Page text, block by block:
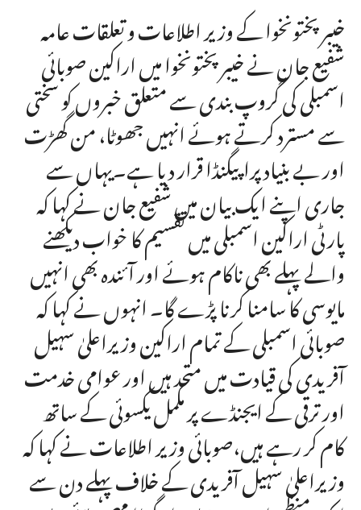
خیبرپختونخوا کے وزیر اطلاعات و تعلقات عامہ
شفیع جان نے خیبرپختونخوا میں اراکین صوبائی
اسمبلی کی گروپ بندی سے متعلق خبروں کو سختی
سے مسترد کرتے ہوئے انہیں جھوٹا، من گھڑت
اور بے بنیاد پراپیگنڈا قرار دیا ہے۔یہاں سے
جاری اپنے ایک بیان میں شفیع جان نے کہا کہ
پارٹی اراکین اسمبلی میں تقسیم کا خواب دیکھنے
والے پہلے بھی ناکام ہوئے اور آئندہ بھی انہیں
مایوسی کا سامنا کرنا پڑے گا۔ انہوں نے کہا کہ
صوبائی اسمبلی کے تمام اراکین وزیراعلیٰ سہیل
آفریدی کی قیادت میں متحد ہیں اور عوامی خدمت
اور ترقی کے ایجنڈے پر مکمل یکسوئی کے ساتھ
کام کر رہے ہیں،صوبائی وزیر اطلاعات نے کہا کہ
وزیراعلیٰ سہیل آفریدی کے خلاف پہلے دن سے